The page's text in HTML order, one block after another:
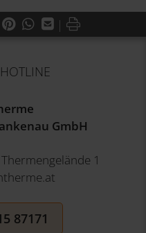
Twitter
PinterestWhatsApp
Mail
| Drucken
GmbH
1
87171